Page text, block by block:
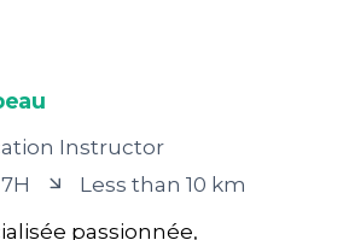
Instructor
Less than 10 km
passionnée,